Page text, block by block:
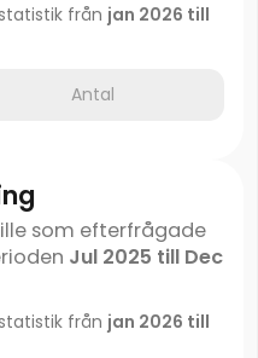
från jan 2026 till
Antal
som efterfrågade
Jul 2025 till Dec
från jan 2026 till